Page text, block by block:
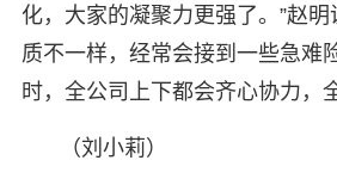
化，大家的凝聚力更强了。”赵
质不一样，经常会接到一些急难
时，全公司上下都会齐心协力，
（刘小莉）